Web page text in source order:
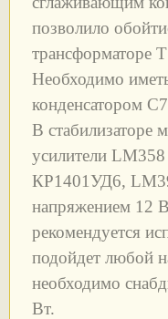
позволило
трансформаторе
Необходимо
конденсатором
В стабилизаторе
усилители
КР1401УД6,
напряжением 12
рекомендуется
подойдет любой
необходимо
Вт.